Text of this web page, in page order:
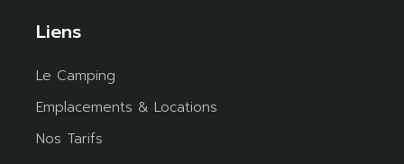
Liens
Le Camping
Emplacements & Locations
Nos Tarifs